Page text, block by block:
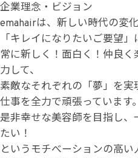
企業理念・ビジョン
emahairは、新しい時代の変
「キレイになりたいご要望」
常に新しく！面白く！仲良
力して、
素敵なそれぞれの「夢」を
仕事を全力で頑張っています。
是非幸せな美容師を目指し
たい！
というモチべーションの高い